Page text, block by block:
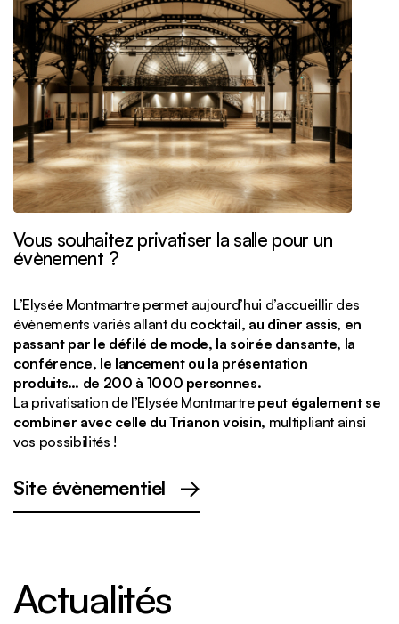
Vous souhaitez privatiser la salle pour un
évènement ?
L’Elysée Montmartre permet aujourd’hui d’accueillir des
évènements variés allant du cocktail, au dîner assis, en
passant par le défilé de mode, la soirée dansante, la
conférence, le lancement ou la présentation
produits… de 200 à 1000 personnes.
La privatisation de l’Elysée Montmartre peut également se
combiner avec celle du Trianon voisin, multipliant ainsi
vos possibilités !
Site évènementiel
Actualités